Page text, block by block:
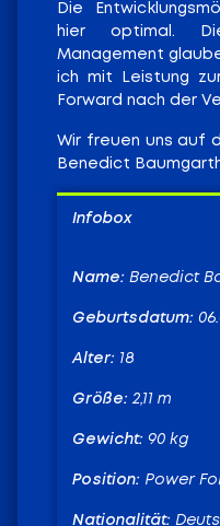
Die
hier optimal.
Management
ich mit Leistung
Forward nach der
Wir freuen uns auf
Benedict
Infobox
Name: Benedict
Geburtsdatum:
Alter: 18
Größe: 2,11 m
Gewicht: 90 kg
Position: Power
Nationalität: